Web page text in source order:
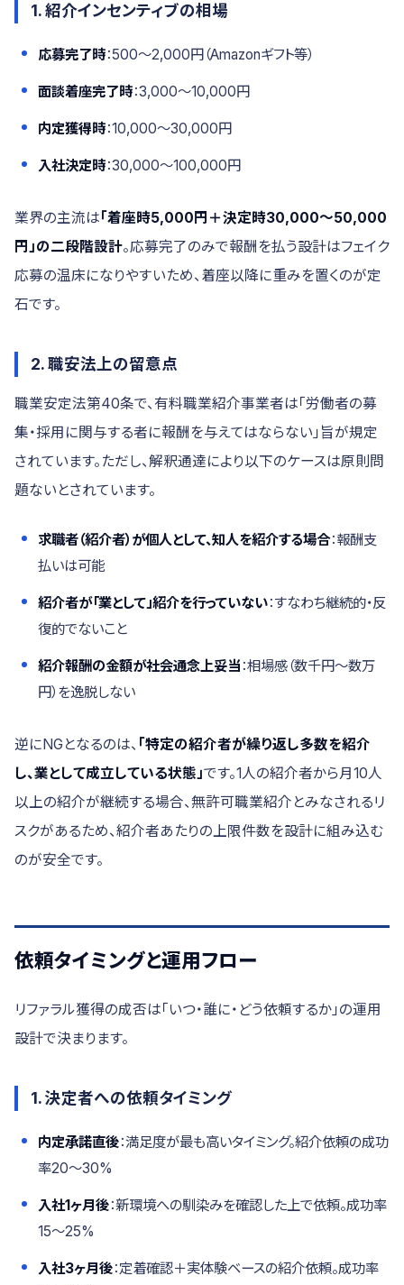
1. 紹介インセンティブの相場
応募完了時：500〜2,000円（Amazonギフト等）
面談着座完了時：3,000〜10,000円
内定獲得時：10,000〜30,000円
入社決定時：30,000〜100,000円
業界の主流は「着座時5,000円＋決定時30,000〜50,000
円」の二段階設計。応募完了のみで報酬を払う設計はフェイク
応募の温床になりやすいため、着座以降に重みを置くのが定
石です。
2. 職安法上の留意点
職業安定法第40条で、有料職業紹介事業者は「労働者の募
集・採用に関与する者に報酬を与えてはならない」旨が規定
されています。ただし、解釈通達により以下のケースは原則問
題ないとされています。
求職者（紹介者）が個人として、知人を紹介する場合：報酬支
払いは可能
紹介者が「業として」紹介を行っていない：すなわち継続的・反
復的でないこと
紹介報酬の金額が社会通念上妥当 ：相場感（数千円〜数万
円）を逸脱しない
逆にNGとなるのは、 「特定の紹介者が繰り返し多数を紹介
し、業として成立している状態」です。1人の紹介者から月10人
以上の紹介が継続する場合、無許可職業紹介とみなされるリ
スクがあるため、紹介者あたりの上限件数を設計に組み込む
のが安全です。
依頼タイミングと運用フロー
リファラル獲得の成否は「いつ・誰に・どう依頼するか」の運用
設計で決まります。
1. 決定者への依頼タイミング
内定承諾直後：満足度が最も高いタイミング。紹介依頼の成功
率20〜30%
入社1ヶ月後：新環境への馴染みを確認した上で依頼。成功率
15〜25%
入社3ヶ月後：定着確認＋実体験ベースの紹介依頼。成功率